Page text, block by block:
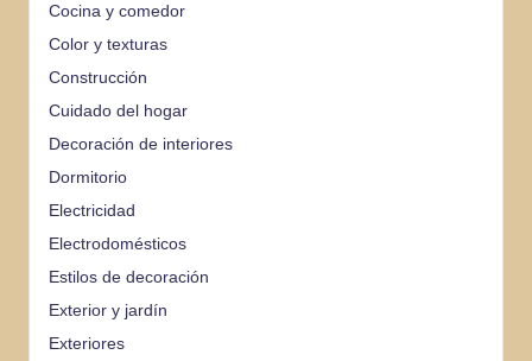
Cocina y comedor
Color y texturas
Construcción
Cuidado del hogar
Decoración de interiores
Dormitorio
Electricidad
Electrodomésticos
Estilos de decoración
Exterior y jardín
Exteriores